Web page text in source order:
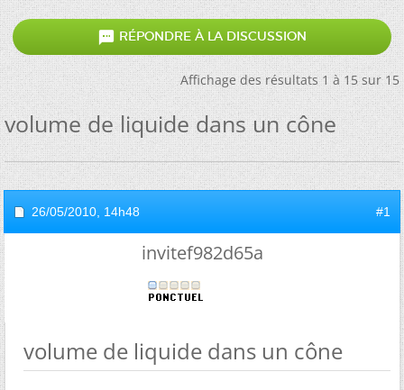
 RÉPONDRE À LA DISCUSSION
Affichage des résultats 1 à 15 sur 15
volume de liquide dans un cône
26/05/2010, 14h48 #1
invitef982d65a
volume de liquide dans un cône